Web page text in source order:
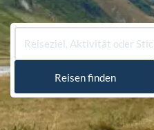
Reisen finden